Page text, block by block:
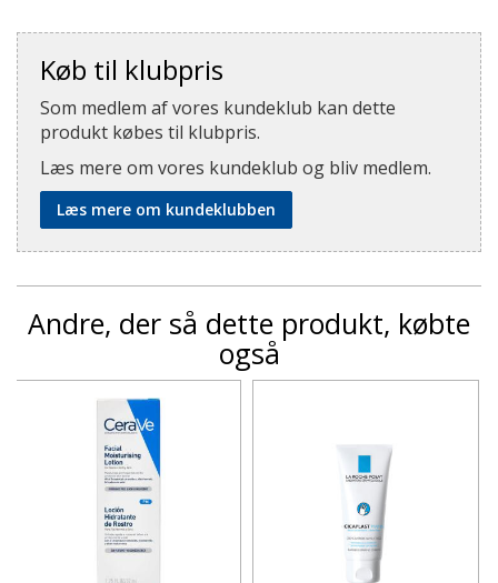
Køb til klubpris
Som medlem af vores kundeklub kan dette
produkt købes til klubpris.
Læs mere om vores kundeklub og bliv medlem.
Læs mere om kundeklubben
Andre, der så dette produkt, købte
også